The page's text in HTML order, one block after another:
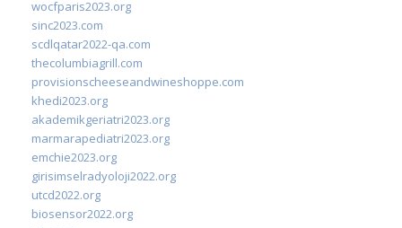
wocfparis2023.org
sinc2023.com
scdlqatar2022-qa.com
thecolumbiagrill.com
provisionscheeseandwineshoppe.com
khedi2023.org
akademikgeriatri2023.org
marmarapediatri2023.org
emchie2023.org
girisimselradyoloji2022.org
utcd2022.org
biosensor2022.org